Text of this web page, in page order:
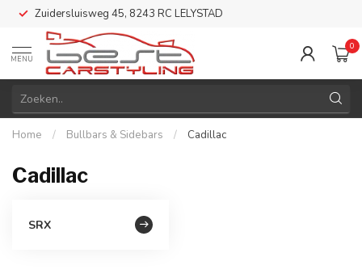
Zuidersluisweg 45, 8243 RC LELYSTAD
MENU
0
Home / Bullbars & Sidebars / Cadillac
Cadillac
SRX